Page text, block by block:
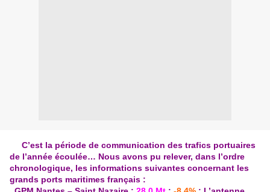
C’est la période de communication des trafics portuaires
de l’année écoulée… Nous avons pu relever, dans l’ordre
chronologique, les informations suivantes concernant les
grands ports maritimes français :